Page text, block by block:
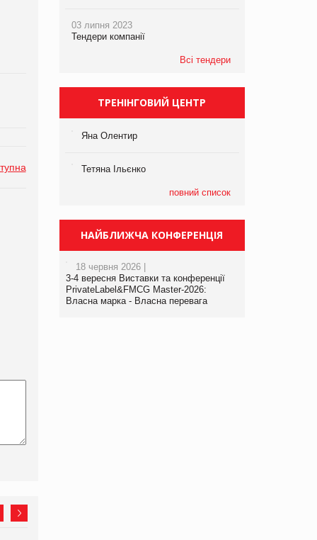
03 липня 2023
Тендери компанії
Всі тендери
ТРЕНІНГОВИЙ ЦЕНТР
Яна Олентир
Тетяна Ільєнко
повний список
НАЙБЛИЖЧА КОНФЕРЕНЦІЯ
18 червня 2026 |
3-4 вересня Виставки та конференції
PrivateLabel&FMCG Master-2026:
Власна марка - Власна перевага